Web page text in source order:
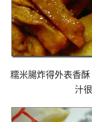
糯米腸炸得外表香
汁